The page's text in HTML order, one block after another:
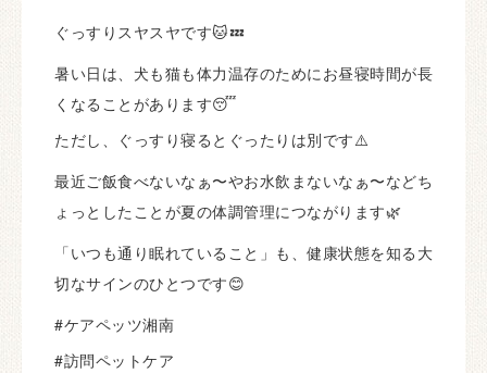
ぐっすりスヤスヤです🐱💤
暑い日は、犬も猫も体力温存のためにお昼寝時間が長
くなることがあります😴
ただし、ぐっすり寝るとぐったりは別です⚠️
最近ご飯食べないなぁ〜やお水飲まないなぁ〜などち
ょっとしたことが夏の体調管理につながります🌿
「いつも通り眠れていること」も、健康状態を知る大
切なサインのひとつです😊
#ケアペッツ湘南
#訪問ペットケア